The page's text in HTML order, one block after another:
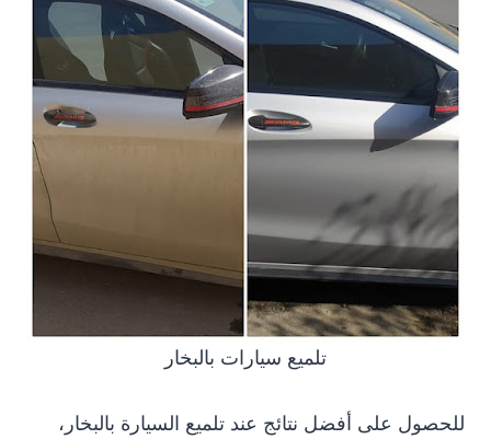
تلميع سيارات بالبخار
للحصول على أفضل نتائج عند تلميع السيارة بالبخار،